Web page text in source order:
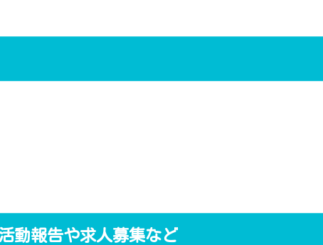
動報告や求人募集など